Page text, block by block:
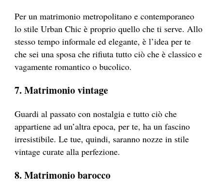
Per un matrimonio metropolitano e contemporaneo
lo stile Urban Chic è proprio quello che ti serve. Allo
stesso tempo informale ed elegante, è l’idea per te
che sei una sposa che rifiuta tutto ciò che è classico e
vagamente romantico o bucolico.
7. Matrimonio vintage
Guardi al passato con nostalgia e tutto ciò che
appartiene ad un’altra epoca, per te, ha un fascino
irresistibile. Le tue, quindi, saranno nozze in stile
vintage curate alla perfezione.
8. Matrimonio barocco